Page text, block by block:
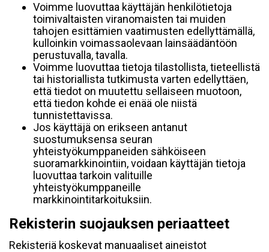
Voimme luovuttaa käyttäjän henkilötietoja
toimivaltaisten viranomaisten tai muiden
tahojen esittämien vaatimusten edellyttämällä,
kulloinkin voimassaolevaan lainsäädäntöön
perustuvalla, tavalla.
Voimme luovuttaa tietoja tilastollista, tieteellistä
tai historiallista tutkimusta varten edellyttäen,
että tiedot on muutettu sellaiseen muotoon,
että tiedon kohde ei enää ole niistä
tunnistettavissa.
Jos käyttäjä on erikseen antanut
suostumuksensa seuran
yhteistyökumppaneiden sähköiseen
suoramarkkinointiin, voidaan käyttäjän tietoja
luovuttaa tarkoin valituille
yhteistyökumppaneille
markkinointitarkoituksiin.
Rekisterin suojauksen periaatteet
Rekisteriä koskevat manuaaliset aineistot